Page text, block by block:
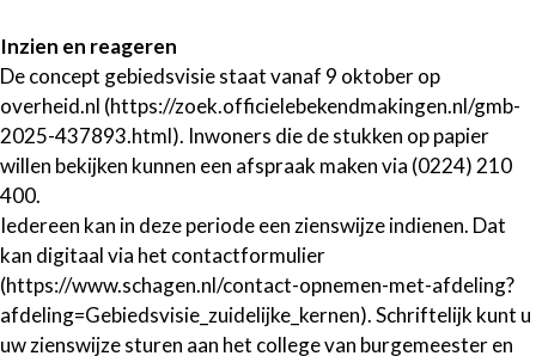
Inzien en reageren
De concept gebiedsvisie staat vanaf 9 oktober op
overheid.nl (https://zoek.officielebekendmakingen.nl/gmb-
2025-437893.html). Inwoners die de stukken op papier
willen bekijken kunnen een afspraak maken via (0224) 210
400.
Iedereen kan in deze periode een zienswijze indienen. Dat
kan digitaal via het contactformulier
(https://www.schagen.nl/contact-opnemen-met-afdeling?
afdeling=Gebiedsvisie_zuidelijke_kernen). Schriftelijk kunt u
uw zienswijze sturen aan het college van burgemeester en